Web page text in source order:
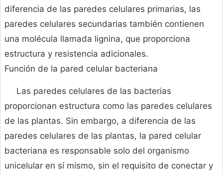
diferencia de las paredes celulares primarias, las
paredes celulares secundarias también contienen
una molécula llamada lignina, que proporciona
estructura y resistencia adicionales.
Función de la pared celular bacteriana
Las paredes celulares de las bacterias
proporcionan estructura como las paredes celulares
de las plantas. Sin embargo, a diferencia de las
paredes celulares de las plantas, la pared celular
bacteriana es responsable solo del organismo
unicelular en sí mismo, sin el requisito de conectar y